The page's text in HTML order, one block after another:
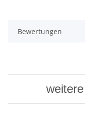
Bewertungen